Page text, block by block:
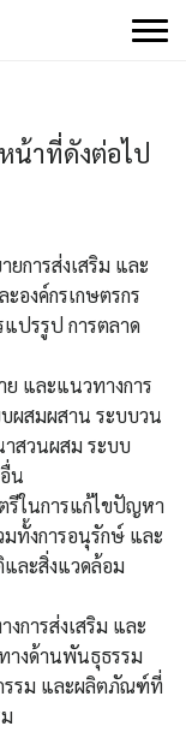
น้าที่ดังต่อไป
การส่งเสริม และ
องค์กรเกษตรกร
ปรรูป การตลาด
และแนวทางการ
ผสมผสาน ระบบวน
าสวนผสม ระบบ
น
รีในการแก้ไขปัญหา
ทั้งการอนุรักษ์ และ
ละสิ่งแวดล้อม
การส่งเสริม และ
างด้านพันธุธรรม
รรม และผลิตภัณฑ์ที่